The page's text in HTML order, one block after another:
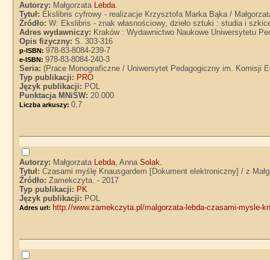
Autorzy: Małgorzata Lebda.
Tytuł: Ekslibris cyfrowy - realizacje Krzysztofa Marka Bąka /
Źródło:W: Ekslibris - znak własnościowy, dzieło sztuki : studia i
Adres wydawniczy: Kraków : Wydawnictwo Naukowe Uniwersytetu
Opis fizyczny:S. 303-316
p-ISBN:978-83-8084-239-7
e-ISBN:978-83-8084-240-3
Seria:(Prace Monograficzne / Uniwersytet Pedagogiczny im. Komisji
Typ publikacji: PRO
Język publikacji: POL
Punktacja MNiSW:20.000
Liczba arkuszy:0,7
Autorzy: Małgorzata Lebda, AnnaSolak.
Tytuł:Czasami myślę Knausgardem [Dokument elektroniczny] / z
Źródło:Zamekczyta. - 2017
Typ publikacji: PK
Język publikacji: POL
Adres url: http://www.zamekczyta.pl/malgorzata-lebda-czasami-mysle-